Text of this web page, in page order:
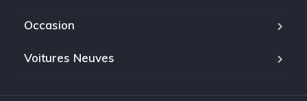
Occasion
Voitures Neuves